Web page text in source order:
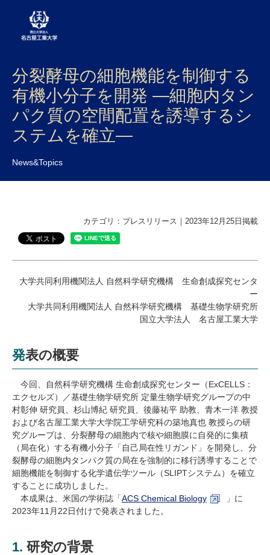
大学案内
学部・大学院・センター
研究・産学官連携
国際交流
研究・教員Navi
在学生
卒業生
アクセス
キャンパスマップ お問い合わせ English 資料請求
分裂酵母の細胞機能を制御する
有機小分子を開発 ―細胞内タン
パク質の空間配置を誘導するシ
ステムを確立―
News&Topics
カテゴリ：プレスリリース｜2023年12月25日掲載
大学共同利用機関法人 自然科学研究機構 生命創成探究センタ
ー
大学共同利用機関法人 自然科学研究機構 基礎生物学研究所
国立大学法人 名古屋工業大学
発表の概要
今回、自然科学研究機構 生命創成探究センター（ExCELLS ：
エクセルズ）／基礎生物学研究所 定量生物学研究グループの中
村彰伸 研究員、杉山博紀 研究員、後藤祐平 助教、青木一洋 教授
および名古屋工業大学大学院工学研究科の築地真也 教授らの研
究グループは、分裂酵母の細胞内で核や細胞膜に自発的に集積
（局在化）する有機小分子「自己局在性リガンド」を開発し、分
裂酵母の細胞内タンパク質の局在を強制的に移行誘導することで
細胞機能を制御する化学遺伝学ツール（SLIPTシステム）を確立
することに成功しました。
本成果は、米国の学術誌「ACS Chemical Biology
」に
2023年11 月 22日付けで発表されました。
研究の背景